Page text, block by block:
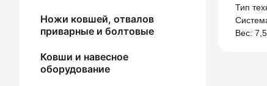
Ножи ковшей, отвалов
приварные и болтовые
Ковши и навесное
оборудование
Тип
Вес: